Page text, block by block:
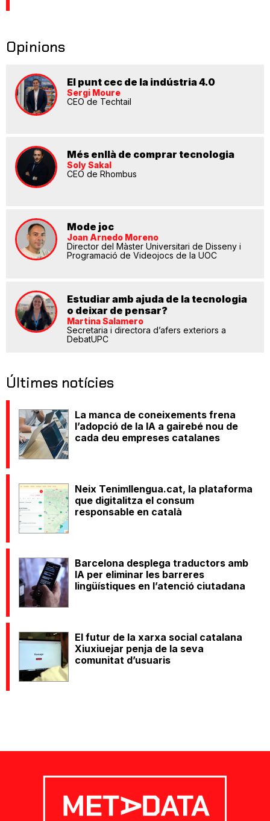
Opinions
El punt cec de la indústria 4.0
Sergi Moure
CEO de Techtail
Més enllà de comprar tecnologia
Soly Sakal
CEO de Rhombus
Mode joc
Joan Arnedo Moreno
Director del Màster Universitari de Disseny i
Programació de Videojocs de la UOC
Estudiar amb ajuda de la tecnologia
o deixar de pensar?
Martina Salamero
Secretaria i directora d’afers exteriors a
DebatUPC
Últimes notícies
La manca de coneixements frena
l’adopció de la IA a gairebé nou de
cada deu empreses catalanes
Neix Tenimllengua.cat, la plataforma
que digitalitza el consum
responsable en català
Barcelona desplega traductors amb
IA per eliminar les barreres
lingüístiques en l’atenció ciutadana
El futur de la xarxa social catalana
Xiuxiuejar penja de la seva
comunitat d’usuaris